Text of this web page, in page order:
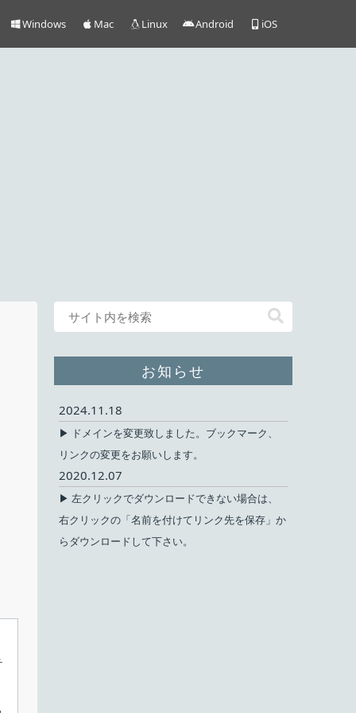
Windows Mac Linux Android iOS
お知らせ
2024.11.18
▶ ドメインを変更致しました。ブックマーク、
リンクの変更をお願いします。
2020.12.07
▶ 左クリックでダウンロードできない場合は、
右クリックの「名前を付けてリンク先を保存」か
らダウンロードして下さい。